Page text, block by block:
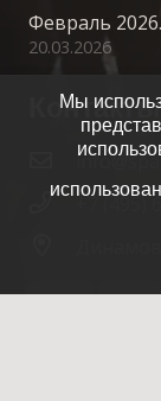
Февраль
20.03.2026
Контакты
+7 (495)
Мы